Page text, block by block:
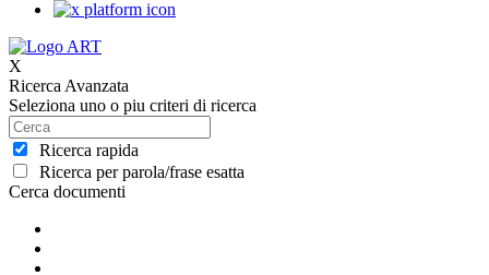
X
Ricerca Avanzata
Seleziona uno o piu criteri di ricerca
Ricerca rapida
Ricerca per parola/frase esatta
Cerca documenti